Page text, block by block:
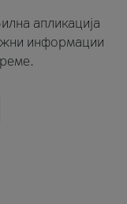
апликација
информации